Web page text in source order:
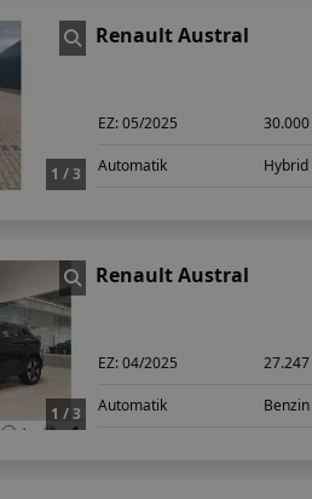
1 / 3
Renault Austral
EZ:05/2025
Automatik
1 / 3
Renault Austral
EZ:04/2025
Automatik Benzin